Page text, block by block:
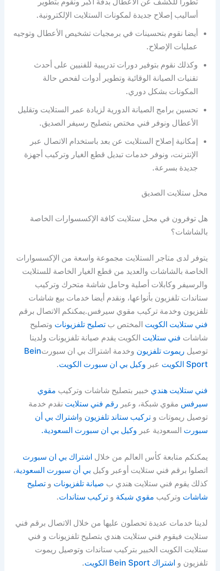
أساليب إصلاح جديدة لمكونات الستلايت الإلكترونية.
أيضا نقوم بتحسينات في برمجيات تشخيص الأعطال وتوجيه
عمليات الإصلاح.
وكذلك نقوم بتوفير دورات تدريبية للفنيين على أحدث
تقنيات الصيانة الوقائية وتطوير أدوات لفحص حالة
المكونات بشكل دوري.
تحسين برامج الصيانة الدورية لزيادة عمر الستلايت وتقليل
الأعطال ونوفر فني مختص بتصليح رسيفر الصديق.
إمكانية إصلاح الستلايت عن بعد باستخدام الاتصال عبر
الإنترنت، ونوفر خدمات تبديل قطع الغيار وتركيب أجهزة
جديدة بسرعة.
محل ستلايت الصديق
هل توفرون في محل ستلايت كافة الإكسسوارات الخاصة
بالشاشات؟
يتوفر لدى متاجر الستلايت مجموعة واسعة من الإكسسوارات
الخاصة بالشاشات والعديد من قطع الغيار الخاصة للستلايت
والرسيفر وكابلات أصلية وحامل شاشة متحرك وتركيب
ستاندات تلفزيون بأنواعها، ونقدم أيضا خدمات بيع شاشات
تلفزيون وخدمة تركيب مقوي سيرفس.يمكنكم الاتصال برقم
فني ستلايت الكويت المختص بتصليح تلفزيونات وتصليح
شاشات فني ستلايت الكويت يقدم صيانة تلفزيونات ولدينا
توصيل ريموت تلفزيون وخدمة اشتراك بي ان سبورتBein
Sport الكويت
عبر وكيل بي ان سبورت الكويت.
فني ستلايت هندي خبير بتصليح شاشات وتركيب مقوي
سيرفس مقوي شبكة، وعبر رقم فني ستلايت نقدم خدمة
توصيل ريموتات وتركيب ستاند تلفزيون واشتراك بي أن
سبورت السعودية عبر وكيل بي ان سبورت السعودية.
يمكنكم متابعة كأس العالم من خلال اشتراك بي ان سبورت
اتصلوا برقم فني ستلايت أوعبر وكيل بي أن سبورت السعودية،
كذلك يقوم فني ستلايت هندي ب صيانة تلفزيونات وتصليح
شاشات وتركيب مقوي شبكة وتركيب ستاندات.
لدينا خدمات عديدة تحصلون عليها من خلال الاتصال برقم فني
ستلايت فيقوم فني ستلايت هندي بتصليح تلفزيونات و فني
ستلايت الكويت الخبير بتركيب ستاندات وتوصيل ريموت
تلفزيون و اشتراك Bein Sport الكويت .